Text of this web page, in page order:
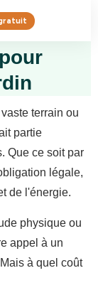
terrain ou
partie
Que ce soit par
légale,
de l'énergie.
physique ou
appel à un
à quel coût